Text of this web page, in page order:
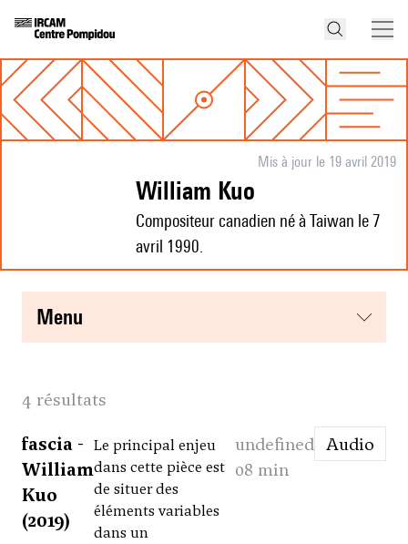
Mis à jour le 19 avril 2019
William Kuo
Compositeur canadien né à Taiwan le 7
avril 1990.
menu
4 résultats
fascia -
William
Kuo
(2019)
Le principal enjeu
dans cette pièce est
de situer des
éléments variables
dans un
undefined
08 min
Audio